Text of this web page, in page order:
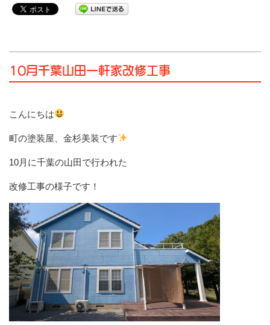
10月千葉山田一軒家改修工事
こんにちは
町の塗装屋、金杉美装です
10月に千葉の山田で行われた
改修工事の様子です！